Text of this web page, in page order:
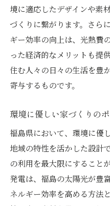
地域資源を活用し
風土に合ったデザ
地元の知恵を取
コミュニティと共
地域の文化を尊重
ギー効率の向上
地震対策としての
再生可能エネルギ
高効率な空調シス
境に適応したデザインや素
づくりに繋がります。さら
ギー効率の向上は、光熱費
った経済的なメリットも提
住む人々の日々の生活を豊
寄与するものです。
環境に優しい家づくりの
福島県において、環境に優
地域の特性を活かした設計
の利用を最大限にすること
発電は、福島の太陽光が豊
ネルギー効率を高める方法